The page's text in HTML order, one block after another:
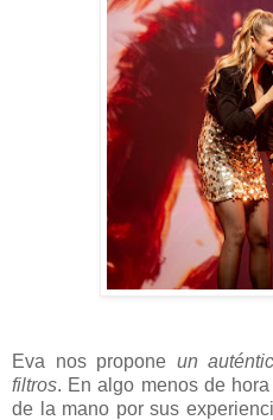
Eva nos propone un
filtros. En algo menos de
de la mano por sus